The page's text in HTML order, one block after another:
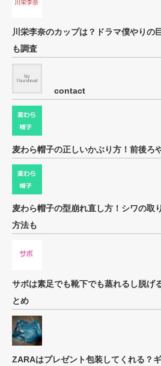
川栄李奈のカップは？ドラマ僕やりの
も調査
contact
麦わら帽子の正しいかぶり方！前後ろ
麦わら帽子の型崩れ直し方！シワの取
方法も
サボは素足でも靴下でも蒸れるし脱げ
とめ
ZARAはプレゼント包装してくれる？